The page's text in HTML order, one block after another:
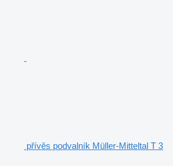
přívěs podvalník Müller-Mitteltal T 3